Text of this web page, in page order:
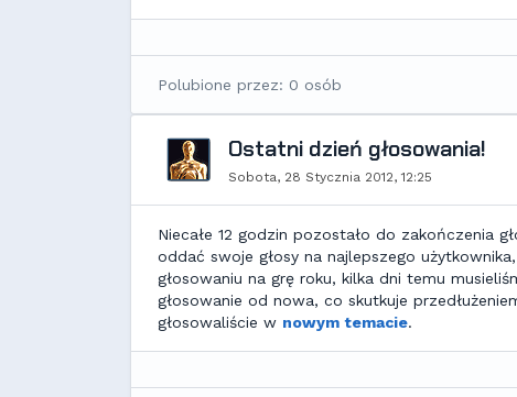
Polubione przez: 0 osób
Ostatni dzień głosowania!
Sobota, 28 Stycznia 2012, 12:25
Niecałe 12 godzin pozostało do zakończenia
oddać swoje głosy na najlepszego
głosowaniu na grę roku, kilka dni temu
głosowanie od nowa, co skutkuje
głosowaliście w nowym temacie.